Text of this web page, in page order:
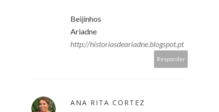
Beijinhos
Ariadne
http://historiasdeariadne.blogspot.pt
Responder
ANA RITA CORTEZ